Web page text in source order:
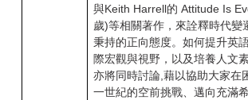
與Keith Harrell的 Attitude Is
歲)等相關著作，來詮釋時代變
秉持的正向態度。如何提升英
際宏觀與視野，以及培養人文
亦將同時討論,藉以協助大家在
一世紀的空前挑戰、邁向充滿